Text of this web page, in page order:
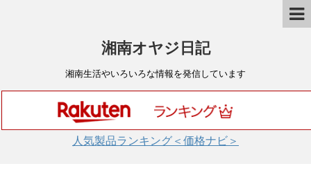
湘南オヤジ日記
湘南生活やいろいろな情報を発信しています
人気製品ランキング＜価格ナビ＞